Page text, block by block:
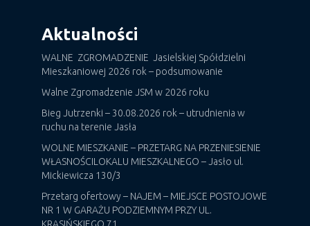
Aktualności
WALNE ZGROMADZENIE Jasielskiej Spółdzielni
Mieszkaniowej 2026 rok – podsumowanie
Walne Zgromadzenie JSM w 2026 roku
Bieg Jutrzenki – 30.08.2026 rok – utrudnienia w
ruchu na terenie Jasła
WOLNE MIESZKANIE – PRZETARG NA PRZENIESIENIE
WŁASNOŚCILOKALU MIESZKALNEGO – Jasło ul.
Mickiewicza 130/3
Przetarg ofertowy – NAJEM – MIEJSCE POSTOJOWE
NR 1 W GARAŻU PODZIEMNYM PRZY UL.